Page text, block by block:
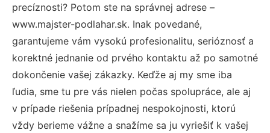
precíznosti? Potom ste na správnej adrese –
www.majster-podlahar.sk. Inak povedané,
garantujeme vám vysokú profesionalitu, serióznosť a
korektné jednanie od prvého kontaktu až po samotné
dokončenie vašej zákazky. Keďže aj my sme iba
ľudia, sme tu pre vás nielen počas spolupráce, ale aj
v prípade riešenia prípadnej nespokojnosti, ktorú
vždy berieme vážne a snažíme sa ju vyriešiť k vašej